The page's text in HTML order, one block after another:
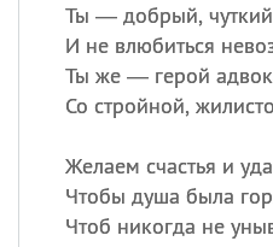
Ты — добрый,
И не влюбиться
Ты же — герой
Со стройной,
Желаем счастья и
Чтобы душа была
Чтоб никогда не